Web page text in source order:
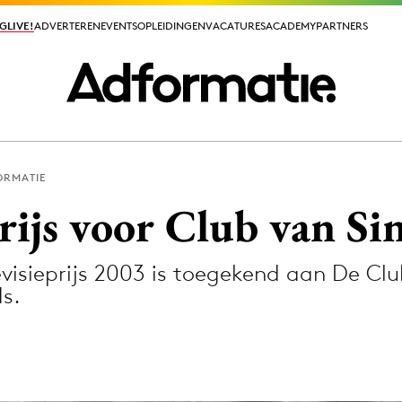
ADVERTERENEVENTSOPLEIDINGENVACATURESACADEMYPARTNERS
ADVERTERENEVENTSOPLEIDINGENVACATURESACADEMYPARTNERS
voor Club van
2003 is toegekend aan De